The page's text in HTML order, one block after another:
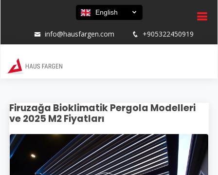
English
info@hausfargen.com +905322450919
Firuzağa Bioklimatik Pergola Modelleri
ve 2025 M2 Fiyatları